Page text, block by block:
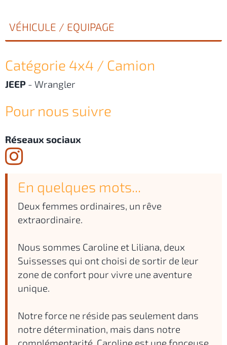
VÉHICULE / EQUIPAGE
Catégorie 4x4 / Camion
JEEP - Wrangler
Pour nous suivre
Réseaux sociaux
En quelques mots...
Deux femmes ordinaires, un rêve
extraordinaire.
Nous sommes Caroline et Liliana, deux
Suissesses qui ont choisi de sortir de leur
zone de confort pour vivre une aventure
unique.
Notre force ne réside pas seulement dans
notre détermination, mais dans notre
complémentarité. Caroline est une fonceuse,